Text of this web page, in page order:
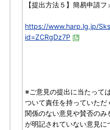
【提出方法５】簡易申請
https://www.harp.lg.jp/
id=ZCRgDz7P
※ご意見の提出に当たって
ついて責任を持っていた
関係のない意見や賛否の
が明記されていない意見